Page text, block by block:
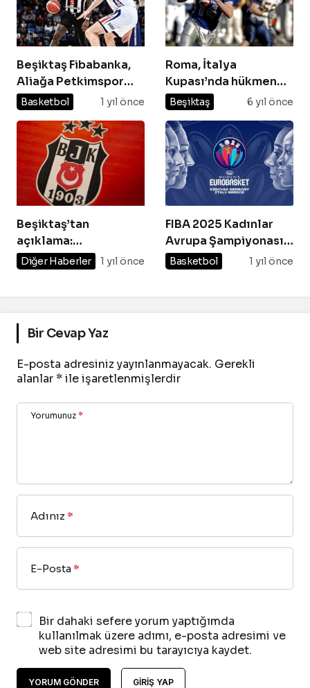
Beşiktaş Fibabanka,
Aliağa Petkimspor
deplasmanında galip!
Basketbol 1 yıl önce
Roma, İtalya
Kupası’nda hükmen
mağlubiyet cezası
aldı
Beşiktaş 6 yıl önce
Beşiktaş’tan
açıklama:
“Soruşturma
başlatıldı”
Diğer Haberler 1 yıl önce
FIBA 2025 Kadınlar
Avrupa Şampiyonası
Kura Çekimi 8 Mart’ta
Gerçekleştirilecek
Basketbol 1 yıl önce
Bir Cevap Yaz
E-posta adresiniz yayınlanmayacak. Gerekli
alanlar*ile işaretlenmişlerdir
Yorumunuz *
Adınız *
E-Posta*
Bir dahaki sefere yorum yaptığımda
kullanılmak üzere adımı, e-posta adresimi ve
web site adresimi bu tarayıcıya kaydet.
YORUM GÖNDER GIRIŞ YAP